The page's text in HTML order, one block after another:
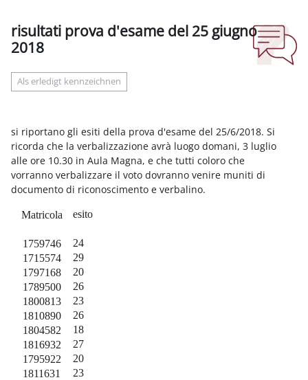
risultati prova d'esame del 25 giugno
2018
Als erledigt kennzeichnen
si riportano gli esiti della prova d'esame del 25/6/2018. Si
ricorda che la verbalizzazione avrà luogo domani, 3 luglio
alle ore 10.30 in Aula Magna, e che tutti coloro che
vorranno verbalizzare il voto dovranno venire muniti di
documento di riconoscimento e verbalino.
Matricola esito
1759746
24
1715574
29
1797168
20
1789500
26
1800813
23
1810890
26
1804582
18
1816932
27
1795922
20
1811631
23